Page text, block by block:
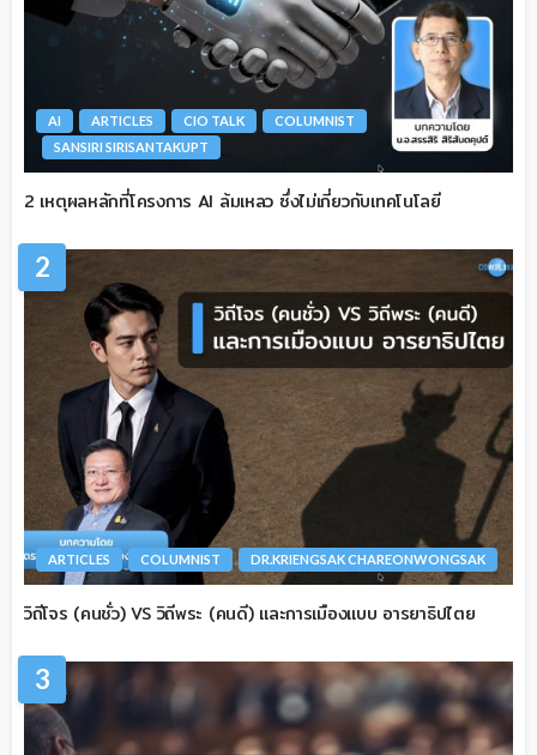
AI ARTICLES CIO TALK
COLUMNIST
SANSIRI SIRISANTAKUPT
2 เหตุผลหลักที่โครงการ AI ล้มเหลว ซึ่งไม่เกี่ยวกับเทคโนโลยี
2
ARTICLES COLUMNIST DR.KRIENGSAK CHAREONWONGSAK
วิถีโจร (คนชั่ว) VS วิถีพระ (คนดี) และการเมืองแบบ อารยาธิปไตย
3